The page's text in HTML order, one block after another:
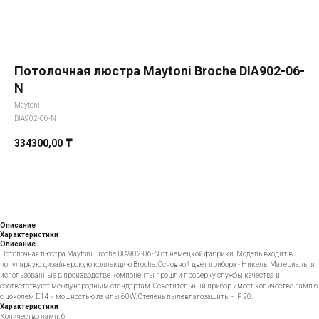
Потолочная люстра Maytoni Broche DIA902-06-
N
Maytoni
DIA902-06-N
334300,00 ₸
Описание
Характеристики
Описание
Потолочная люстра Maytoni Broche DIA902-06-N от немецкой фабрики. Модель входит в
популярную дизайнерскую коллекцию Broche. Основной цвет прибора - Никель. Материалы и
использованные в производстве компоненты прошли проверку службы качества и
соответствуют международным стандартам. Осветительный прибор имеет количество ламп 6
с цоколем E14 и мощностью лампы 60W. Степень пылевлагозащиты - IP 20.
Характеристики
Количество ламп: 6